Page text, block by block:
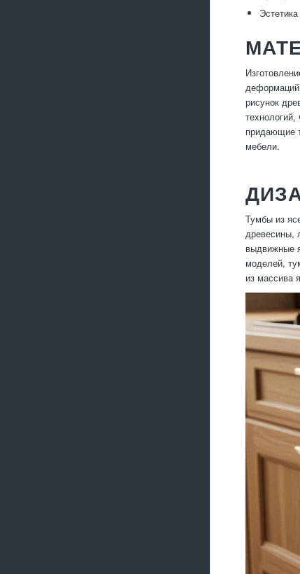
рисунок
придающие
мебели.
Тумбы из
древесины,
выдвижные
моделей,
из массива